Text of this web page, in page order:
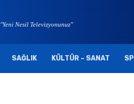
"Yeni Nesil Televizyonunuz"
SAĞLIK KÜLTÜR – SANAT